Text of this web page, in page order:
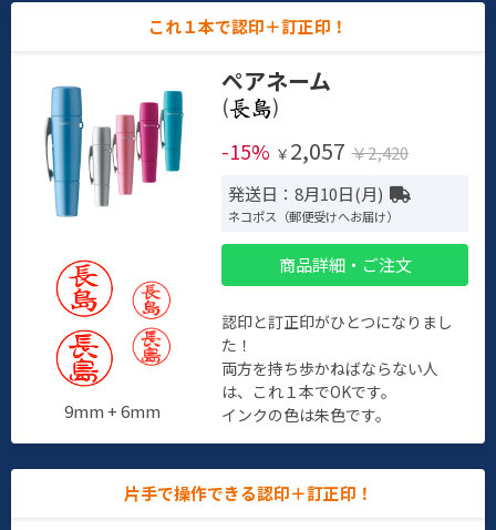
これ１本で認印＋訂正印！
9mm + 6mm
ペアネーム
(
)
-15% ￥ 2,057 ￥2,420
発送日：8月10日(月)
ネコポス（郵便受けへお届け）
商品詳細・ご注文
認印と訂正印がひとつになりまし
た！
両方を持ち歩かねばならない人
は、これ１本でOKです。
インクの色は朱色です。
片手で操作できる認印＋訂正印！